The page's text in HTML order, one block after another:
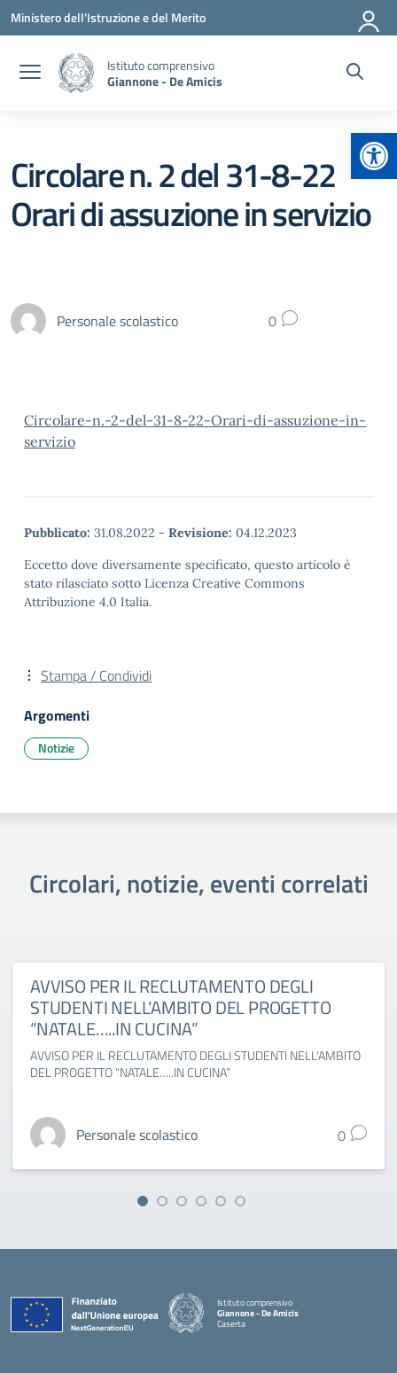
Vai ai contenuti
Vai al menu di navigazione
Vai al footer
Ministero dell'Istruzione e del Merito
Istituto comprensivo
Giannone - De Amicis
Circolare n. 2 del 31-8-22
Orari di assuzione in servizio
Personale scolastico 0
Circolare-n.-2-del-31-8-22-Orari-di-assuzione-in-
servizio
Pubblicato: 31.08.2022 - Revisione: 04.12.2023
Eccetto dove diversamente specificato, questo articolo è
stato rilasciato sotto Licenza Creative Commons
Attribuzione 4.0 Italia.
Stampa / Condividi
Argomenti
Notizie
Circolari, notizie, eventi correlati
AVVISO PER IL RECLUTAMENTO DEGLI
STUDENTI NELL’AMBITO DEL PROGETTO
“NATALE…..IN CUCINA”
AVVISO PER IL RECLUTAMENTO DEGLI STUDENTI NELL’AMBITO
DEL PROGETTO “NATALE…..IN CUCINA”
Personale scolastico 0
Istituto comprensivo
Giannone - De Amicis
Caserta